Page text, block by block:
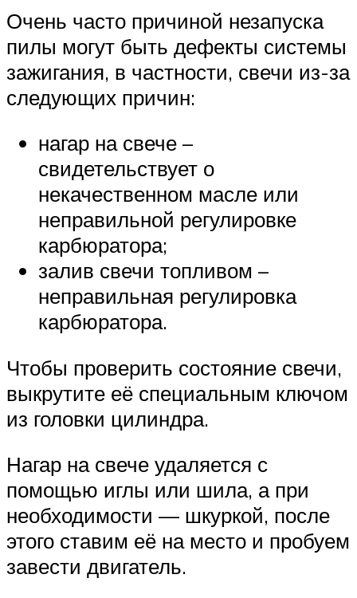
Очень часто причиной незапуска
пилы могут быть дефекты системы
зажигания, в частности, свечи из-за
следующих причин:
нагар на свече –
свидетельствует о
некачественном масле или
неправильной регулировке
карбюратора;
залив свечи топливом –
неправильная регулировка
карбюратора.
Чтобы проверить состояние свечи,
выкрутите её специальным ключом
из головки цилиндра.
Нагар на свече удаляется с
помощью иглы или шила, а при
необходимости — шкуркой, после
этого ставим её на место и пробуем
завести двигатель.